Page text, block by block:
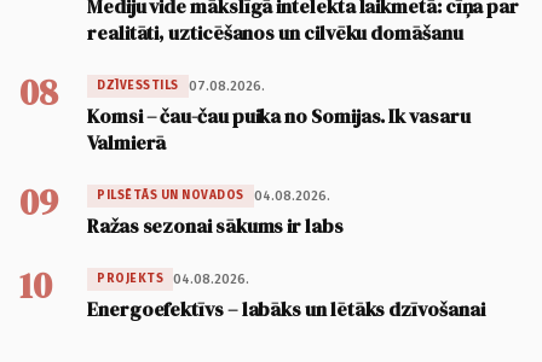
Mediju vide mākslīgā intelekta laikmetā: cīņa par
realitāti, uzticēšanos un cilvēku domāšanu
08 DZĪVESSTILS 07.08.2026.
Komsi – čau-čau puika no Somijas. Ik vasaru
Valmierā
09 PILSĒTĀS UN NOVADOS 04.08.2026.
Ražas sezonai sākums ir labs
10 PROJEKTS 04.08.2026.
Energoefektīvs – labāks un lētāks dzīvošanai